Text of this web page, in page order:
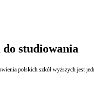
studiowania